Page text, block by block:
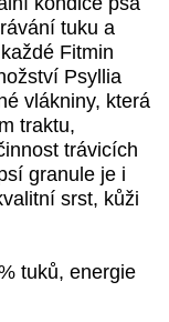
tuku a
Fitmin
Psyllia
vlákniny, která
traktu,
trávicích
granule je i
srst, kůži
tuků, energie